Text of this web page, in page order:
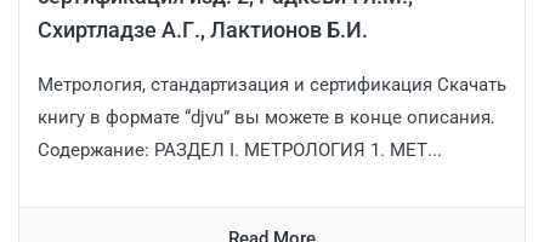
Схиртладзе А.Г., Лактионов Б.И.
Метрология, стандартизация и сертификация Скачать
книгу в формате “djvu” вы можете в конце описания.
Содержание: РАЗДЕЛ I. МЕТРОЛОГИЯ 1. МЕТ...